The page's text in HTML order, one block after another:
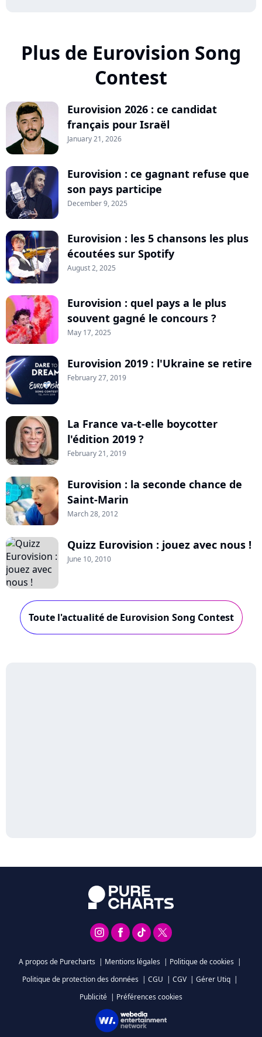
Plus de Eurovision Song
Contest
Eurovision 2026 : ce candidat
français pour Israël
January 21, 2026
Eurovision : ce gagnant refuse que
son pays participe
December 9, 2025
Eurovision : les 5 chansons les plus
écoutées sur Spotify
August 2, 2025
Eurovision : quel pays a le plus
souvent gagné le concours ?
May 17, 2025
Eurovision 2019 : l'Ukraine se retire
February 27, 2019
La France va-t-elle boycotter
l'édition 2019 ?
February 21, 2019
Eurovision : la seconde chance de
Saint-Marin
March 28, 2012
Quizz Eurovision : jouez avec nous !
June 10, 2010
Toute l'actualité de Eurovision Song Contest
A propos de Purecharts | Mentions légales | Politique de cookies |
Politique de protection des données | CGU | CGV | Gérer Utiq |
Publicité | Préférences cookies